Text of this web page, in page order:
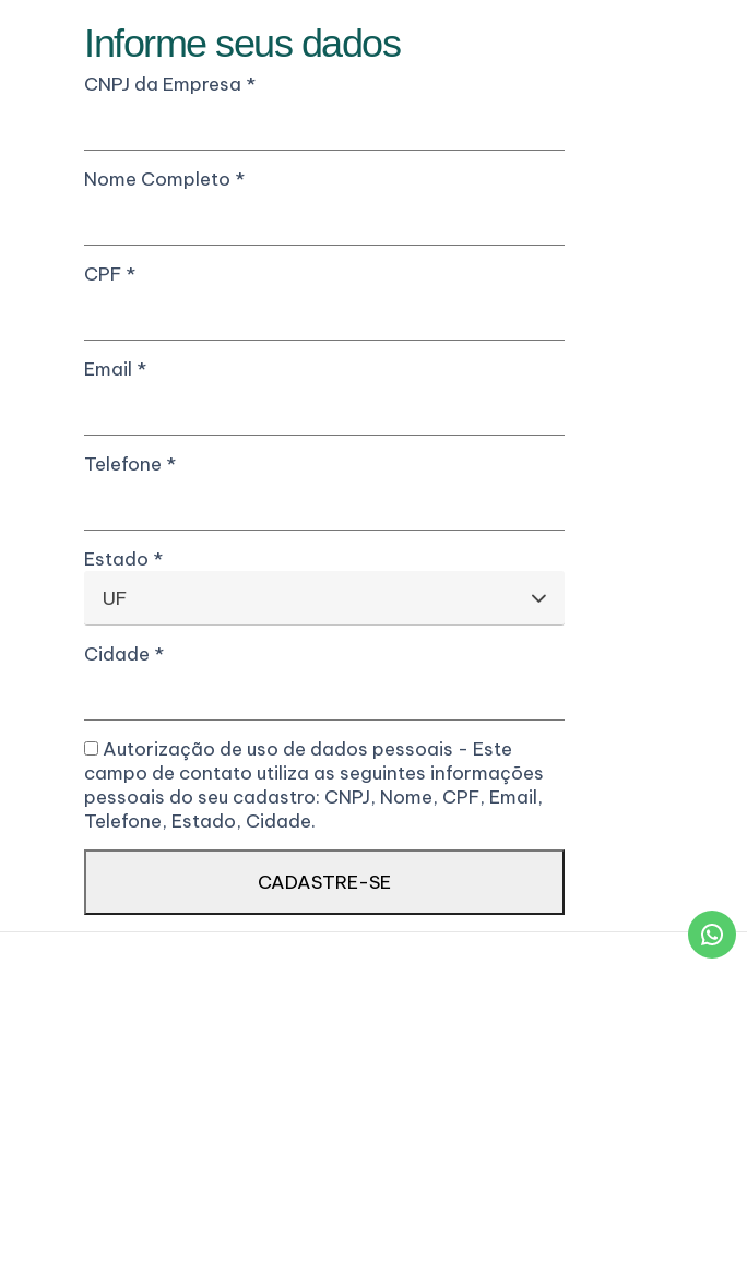
Informe seus dados
CNPJ da Empresa *
Nome Completo *
CPF *
Email *
Telefone *
Estado *
UF
Cidade *
Autorização de uso de dados pessoais - Este
campo de contato utiliza as seguintes informações
pessoais do seu cadastro: CNPJ, Nome, CPF, Email,
Telefone, Estado, Cidade.
CADASTRE-SE